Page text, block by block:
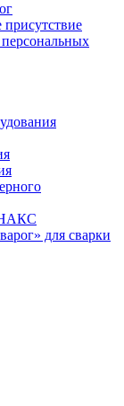
НАКС
для сварки